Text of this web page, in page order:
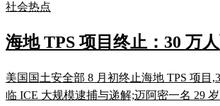
社会热点
海地 TPS 项目终止：30 万
美国国土安全部 8 月初终止海地 TPS 项目
临 ICE 大规模逮捕与递解;迈阿密一名 29